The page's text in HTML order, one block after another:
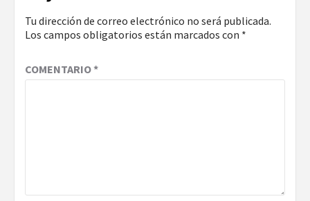
Tu dirección de correo electrónico no será publicada.
Los campos obligatorios están marcados con *
COMENTARIO*